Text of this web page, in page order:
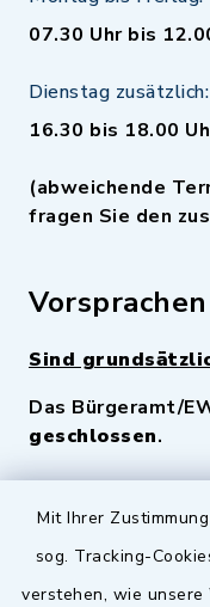
Mit Ihrer
sog. Tracking-
verstehen, wie
07.30 Uhr bis
Dienstag zusätzlich:
16.30 bis 18.00
(abweichende
fragen Sie den
Sind
Das Bürgeramt/
geschlossen.
Quicklinks